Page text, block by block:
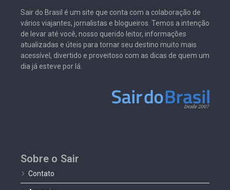
Sair do Brasil é um site que conta com a colaboração de
vários viajantes, jornalistas e blogueiros. Temos a intenção
de levar até você, nosso querido leitor, informações
atualizadas e úteis para tornar seu destino muito mais
acessível, divertido e proveitoso com as dicas de quem um
dia já esteve por lá.
Sobre o Sair
Contato